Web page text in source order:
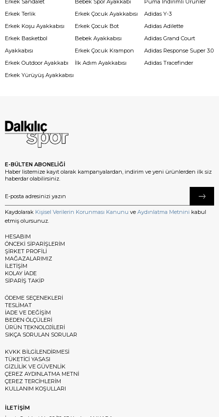
Erkek Terlik
Erkek Koşu Ayakkabısı
Erkek Basketbol
Ayakkabısı
Erkek Outdoor Ayakkabı
Erkek Yürüyüş Ayakkabısı
Erkek Çocuk Ayakkabısı
Erkek Çocuk Bot
Bebek Ayakkabısı
Erkek Çocuk Krampon
İlk Adım Ayakkabısı
Adidas Y-3
Adidas Adilette
Adidas Grand Court
Adidas Response Super 3.0
Adidas Tracefinder
E-BÜLTEN ABONELİĞİ
Haber listemize kayıt olarak kampanyalardan, indirim ve yeni ürünlerden ilk siz
haberdar olabilirsiniz.
Kaydolarak Kişisel Verilerin Korunması Kanunu ve Aydınlatma Metnini kabul
etmiş olursunuz.
HESABIM
ÖNCEKİ SİPARİŞLERİM
ŞİRKET PROFİLİ
MAĞAZALARIMIZ
İLETİŞİM
KOLAY İADE
SİPARİŞ TAKİP
ÖDEME SEÇENEKLERİ
TESLİMAT
İADE VE DEĞİŞİM
BEDEN ÖLÇÜLERİ
ÜRÜN TEKNOLOJİLERİ
SIKÇA SORULAN SORULAR
KVKK BİLGİLENDİRMESİ
TÜKETİCİ YASASI
GİZLİLİK VE GÜVENLİK
ÇEREZ AYDINLATMA METNİ
ÇEREZ TERCİHLERİM
KULLANIM KOŞULLARI
İLETİŞİM